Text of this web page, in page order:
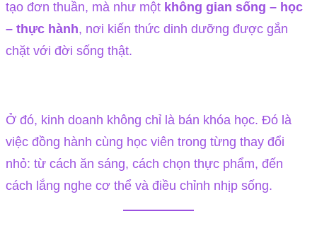
tạo đơn thuần, mà như một không gian sống – học
– thực hành, nơi kiến thức dinh dưỡng được gắn
chặt với đời sống thật.
Ở đó, kinh doanh không chỉ là bán khóa học. Đó là
việc đồng hành cùng học viên trong từng thay đổi
nhỏ: từ cách ăn sáng, cách chọn thực phẩm, đến
cách lắng nghe cơ thể và điều chỉnh nhịp sống.